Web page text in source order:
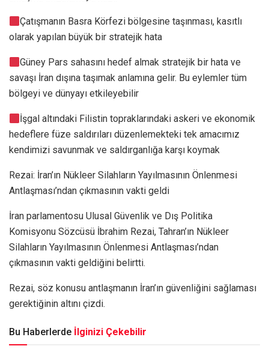
Çatışmanın Basra Körfezi bölgesine taşınması, kasıtlı
olarak yapılan büyük bir stratejik hata
Güney Pars sahasını hedef almak stratejik bir hata ve
savaşı İran dışına taşımak anlamına gelir. Bu eylemler tüm
bölgeyi ve dünyayı etkileyebilir
İşgal altındaki Filistin topraklarındaki askeri ve ekonomik
hedeflere füze saldırıları düzenlemekteki tek amacımız
kendimizi savunmak ve saldırganlığa karşı koymak
Rezai: İran’ın Nükleer Silahların Yayılmasının Önlenmesi
Antlaşması’ndan çıkmasının vakti geldi
İran parlamentosu Ulusal Güvenlik ve Dış Politika
Komisyonu Sözcüsü İbrahim Rezai, Tahran’ın Nükleer
Silahların Yayılmasının Önlenmesi Antlaşması’ndan
çıkmasının vakti geldiğini belirtti.
Rezai, söz konusu antlaşmanın İran’ın güvenliğini sağlaması
gerektiğinin altını çizdi.
Bu Haberlerde İlginizi Çekebilir